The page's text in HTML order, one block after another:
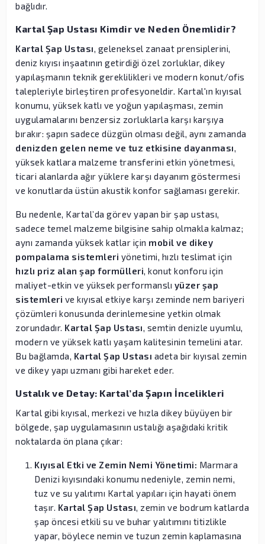
bağlıdır.
Kartal Şap Ustası Kimdir ve Neden Önemlidir?
Kartal Şap Ustası, geleneksel zanaat prensiplerini,
deniz kıyısı inşaatının getirdiği özel zorluklar, dikey
yapılaşmanın teknik gereklilikleri ve modern konut/ofis
talepleriyle birleştiren profesyoneldir. Kartal'ın kıyısal
konumu, yüksek katlı ve yoğun yapılaşması, zemin
uygulamalarını benzersiz zorluklarla karşı karşıya
bırakır: şapın sadece düzgün olması değil, aynı zamanda
denizden gelen neme ve tuz etkisine dayanması,
yüksek katlara malzeme transferini etkin yönetmesi,
ticari alanlarda ağır yüklere karşı dayanım göstermesi
ve konutlarda üstün akustik konfor sağlaması gerekir.
Bu nedenle, Kartal’da görev yapan bir şap ustası,
sadece temel malzeme bilgisine sahip olmakla kalmaz;
aynı zamanda yüksek katlar için mobil ve dikey
pompalama sistemleri yönetimi, hızlı teslimat için
hızlı priz alan şap formülleri, konut konforu için
maliyet-etkin ve yüksek performanslı yüzer şap
sistemleri ve kıyısal etkiye karşı zeminde nem bariyeri
çözümleri konusunda derinlemesine yetkin olmak
zorundadır. Kartal Şap Ustası, semtin denizle uyumlu,
modern ve yüksek katlı yaşam kalitesinin temelini atar.
Bu bağlamda, Kartal Şap Ustası adeta bir kıyısal zemin
ve dikey yapı uzmanı gibi hareket eder.
Ustalık ve Detay: Kartal’da Şapın İncelikleri
Kartal gibi kıyısal, merkezi ve hızla dikey büyüyen bir
bölgede, şap uygulamasının ustalığı aşağıdaki kritik
noktalarda ön plana çıkar:
Kıyısal Etki ve Zemin Nemi Yönetimi: Marmara
Denizi kıyısındaki konumu nedeniyle, zemin nemi,
tuz ve su yalıtımı Kartal yapıları için hayati önem
taşır. Kartal Şap Ustası, zemin ve bodrum katlarda
şap öncesi etkili su ve buhar yalıtımını titizlikle
yapar, böylece nemin ve tuzun zemin kaplamasına